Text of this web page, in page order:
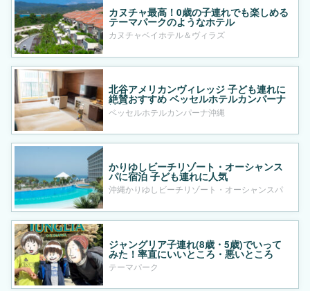
カヌチャ最高！0歳の子連れでも楽しめる
テーマパークのようなホテル
カヌチャベイホテル＆ヴィラズ
北谷アメリカンヴィレッジ 子ども連れに
絶賛おすすめ ベッセルホテルカンパーナ
沖縄
ベッセルホテルカンパーナ沖縄
かりゆしビーチリゾート・オーシャンス
パに宿泊 子ども連れに人気
沖縄かりゆしビーチリゾート・オーシャンスパ
ジャングリア子連れ(8歳・5歳)でいって
みた！率直にいいところ・悪いところ
テーマパーク